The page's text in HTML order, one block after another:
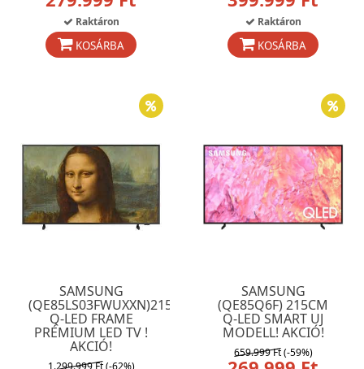
Raktáron
KOSÁRBA
Raktáron
KOSÁRBA
SAMSUNG
(QE85LS03FWUXXN)215CM
Q-LED FRAME
PRÉMIUM LED TV !
AKCIÓ!
1.299.999 Ft(-62%)
SAMSUNG
(QE85Q6F) 215CM
Q-LED SMART UJ
MODELL! AKCIÓ!
659.999 Ft(-59%)